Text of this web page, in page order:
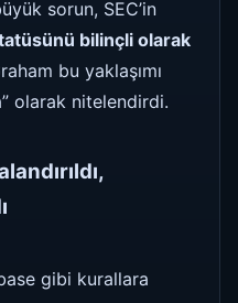
sorun, SEC’in
bilinçli olarak
bu yaklaşımı
olarak nitelendirdi.
gibi kurallara